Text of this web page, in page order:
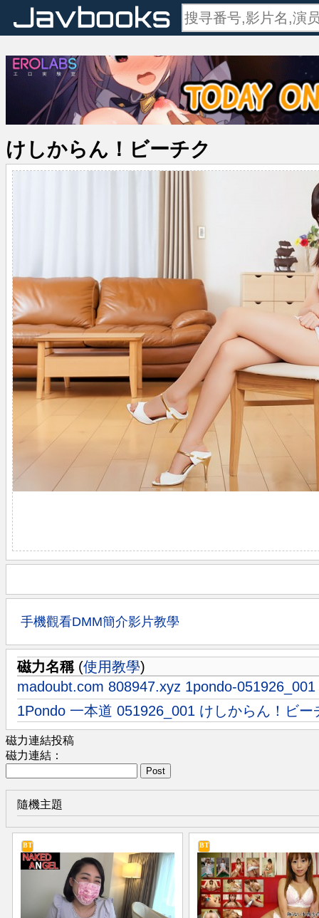
けしからん！ビーチク
手機觀看DMM簡介影片教學
磁力名稱(使用教學)
madoubt.com 808947.xyz 1pondo-051926_001
1Pondo 一本道 051926_001 けしからん！ビー
磁力連結投稿
磁力連結：
Post
隨機主題
BT BT